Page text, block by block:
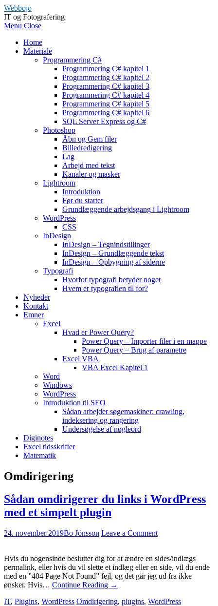
Webbojo
IT og Fotografering
Menu Close
Home
Materiale
Programmering C#
Programmering C# kapitel 1
Programmering C# kapitel 2
Programmering C# kapitel 3
Programmering C# kapitel 4
Programmering C# kapitel 5
Programmering C# kapitel 6
SQL Server Express og C#
Photoshop
Åbn og Gem filer
Billedredigering
Lag
Arbejd med tekst
Kanaler og masker
Lightroom
Introduktion
Før du starter
Grundlæggende arbejdsgang i Lightroom
WordPress
CSS
InDesign
InDesign – Tegnindstillinger
InDesign – Grundlæggende tekst
InDesign – Opbygning af siderne
Typografi
Hvorfor typografi betyder noget
Hvem er typografien til for?
Nyheder
Kontakt
Emner
Excel
Hvad er Power Query?
Power Query – Importer filer i en mappe
Power Query – Brug af parametre
Excel VBA
VBA Excel Kapitel 1
Word
Windows
WordPress
Introduktion til SEO
Sådan arbejder søgemaskiner: crawling,
indeksering og rangering
Undersøgelse af nøgleord
Diginotes
Excel tidsskrifter
Matematik
Omdirigering
Sådan omdirigerer du links i WordPress
med et simpelt plugin
24. november 2019Bo Jönsson Leave a Comment
Hvis du nogensinde beslutter dig for at ændre en sides/indlægs
permalink, eller hvis du vil slette et indlæg eller en side, vil du ende
med en ”404 Page Not Found” fejl, og det går jeg ud fra ikke
ønsker. Hvis… Continue Reading →
IT, Plugins, WordPress Omdirigering, plugins, WordPress